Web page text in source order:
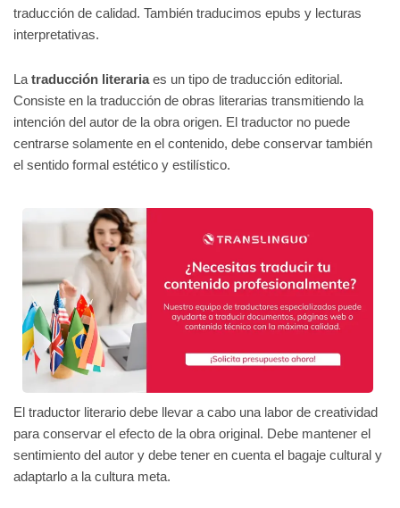
traducción de calidad. También traducimos epubs y lecturas
interpretativas.
La traducción literariaes un tipo de traducción editorial.
Consiste en la traducción de obras literarias transmitiendo la
intención del autor de la obra origen. El traductor no puede
centrarse solamente en el contenido, debe conservar también
el sentido formal estético y estilístico.
El traductor literario debe llevar a cabo una labor de creatividad
para conservar el efecto de la obra original. Debe mantener el
sentimiento del autor y debe tener en cuenta el bagaje cultural y
adaptarlo a la cultura meta.